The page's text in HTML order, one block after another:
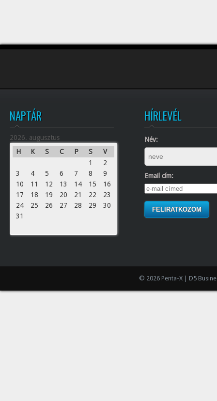
NAPTÁR
2026. augusztus
H
K S C P S
V
1
2
3
4 5 6 7 8
9
10
11 12 13 14 15
16
17
18 19 20 21 22
23
24
25 26 27 28 29
30
31
HÍRLEVÉL
Név:
Email cím:
© 2026 Penta-X | D5